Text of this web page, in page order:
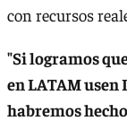
con recursos
"Si logramos
en LATAM usen
habremos